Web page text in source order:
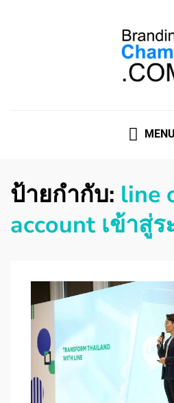
MENU
ป้ายกำกับ: line
account เข้าสู่ร